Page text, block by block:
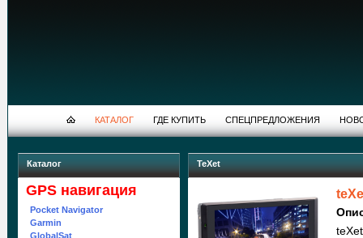
КАТАЛОГ ГДЕ КУПИТЬ СПЕЦПРЕДЛОЖЕНИЯ
TeXet
Каталог
GPS навигация
Pocket Navigator
Garmin
GlobalSat